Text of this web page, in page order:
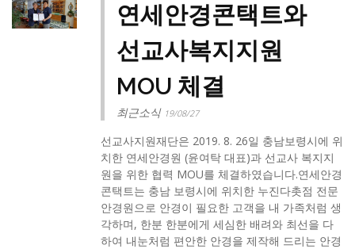
연세안경콘택트와
선교사복지지원
MOU 체결
최근소식 19/08/27
선교사지원재단은 2019. 8. 26일 충남보령시에 위
치한 연세안경원 (윤여탁 대표)과 선교사 복지지
원을 위한 협력 MOU를 체결하였습니다.​연세안경
콘택트는 충남 보령시에 위치한 누진다촛점 전문
안경원으로 안경이 필요한 고객을 내 가족처럼 생
각하며, 한분 한분에게 세심한 배려와 최선을 다
하여 내눈처럼 편안한 안경을 제작해 드리는 안경